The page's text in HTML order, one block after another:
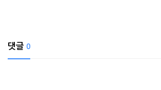
댓글 0